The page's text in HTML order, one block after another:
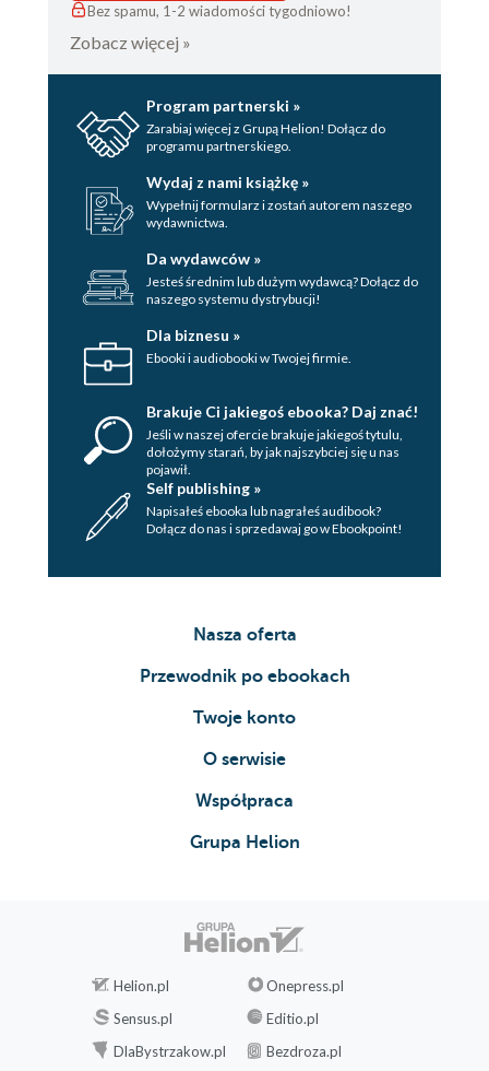
Bez spamu, 1-2 wiadomości tygodniowo!
Zobacz więcej »
Program partnerski »
Zarabiaj więcej z Grupą Helion! Dołącz do
programu partnerskiego.
Wydaj z nami książkę »
Wypełnij formularz i zostań autorem naszego
wydawnictwa.
Da wydawców »
Jesteś średnim lub dużym wydawcą? Dołącz do
naszego systemu dystrybucji!
Dla biznesu »
Ebooki i audiobooki w Twojej firmie.
Brakuje Ci jakiegoś ebooka? Daj znać!
Jeśli w naszej ofercie brakuje jakiegoś tytulu,
dołożymy starań, by jak najszybciej się u nas
pojawił.
Self publishing »
Napisałeś ebooka lub nagrałeś audibook?
Dołącz do nas i sprzedawaj go w Ebookpoint!
Nasza oferta
Przewodnik po ebookach
Twoje konto
O serwisie
Współpraca
Grupa Helion
Helion.pl
Onepress.pl
Sensus.pl
Editio.pl
DlaBystrzakow.pl
Bezdroza.pl